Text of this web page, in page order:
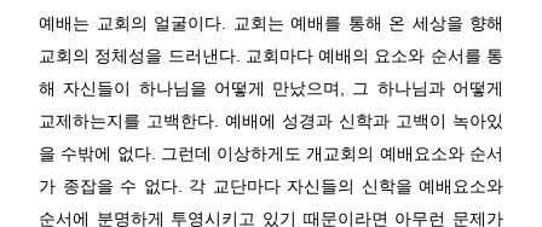
예배는 교회의 얼굴이다. 교회는 예배를 통해 온 세상을 향해
교회의 정체성을 드러낸다. 교회마다 예배의 요소와 순서를 통
해 자신들이 하나님을 어떻게 만났으며, 그 하나님과 어떻게
교제하는지를 고백한다. 예배에 성경과 신학과 고백이 녹아있
을 수밖에 없다. 그런데 이상하게도 개교회의 예배요소와 순서
가 종잡을 수 없다. 각 교단마다 자신들의 신학을 예배요소와
순서에 분명하게 투영시키고 있기 때문이라면 아무런 문제가